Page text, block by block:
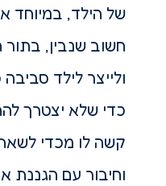
של הילד, במיוחד
חשוב שנבין, בתור
ולייצר לילד
כדי שלא יצטרך
קשה לו מכדי
וחיבור עם הגננת